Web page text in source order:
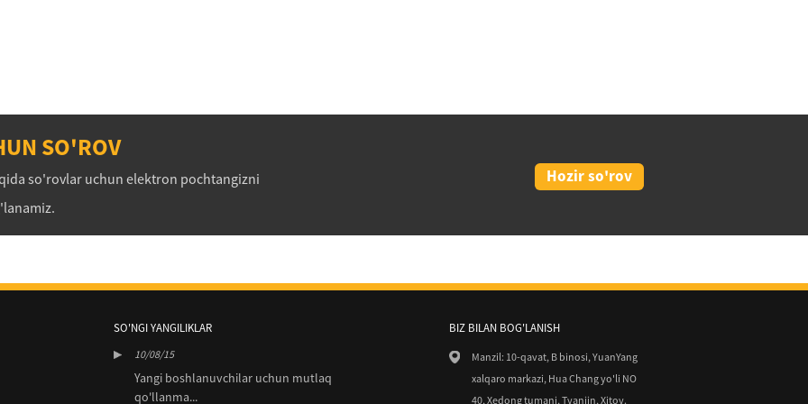
SO'ROV
so'rovlar uchun elektron pochtangizni
Hozir so'rov
SO'NGI YANGILIKLAR
10/08/15
Yangi boshlanuvchilar uchun mutlaq
qo'llanma...
Yangi boshlanuvchilar uchun mutlaq
BIZ BILAN BOG'LANISH
Manzil: 10-qavat, B binosi, YuanYang
xalqaro markazi, Hua Chang yo'li NO
40, Xedong tumani, Tyanjin, Xitoy.